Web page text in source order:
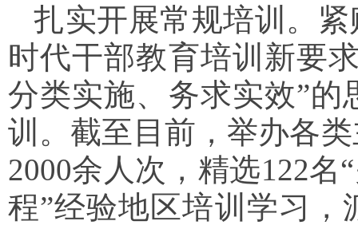
扎实开展常规培训。
时代干部教育培训新要
分类实施、务求实效”
训。截至目前，举办各
2000余人次，精选122名
程”经验地区培训学习，